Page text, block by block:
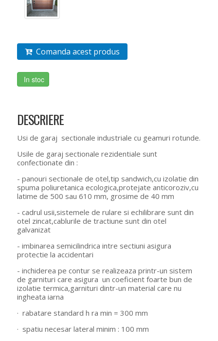
Comanda acest produs
In stoc
DESCRIERE
Usi de garaj sectionale industriale cu geamuri rotunde.
Usile de garaj sectionale rezidentiale sunt
confectionate din :
- panouri sectionale de otel,tip sandwich,cu izolatie din
spuma poliuretanica ecologica,protejate anticoroziv,cu
latime de 500 sau 610 mm, grosime de 40 mm
- cadrul usii,sistemele de rulare si echilibrare sunt din
otel zincat,cablurile de tractiune sunt din otel
galvanizat
- imbinarea semicilindrica intre sectiuni asigura
protectie la accidentari
- inchiderea pe contur se realizeaza printr-un sistem
de garnituri care asigura un coeficient foarte bun de
izolatie termica,garnituri dintr-un material care nu
ingheata iarna
· rabatare standard h ra min = 300 mm
· spatiu necesar lateral minim : 100 mm